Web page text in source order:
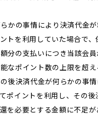
かの事情により決済代金
トを利用していた場合で
分の支払いにつき当該会
ポイント数の上限を超
後決済代金が何らかの事
ポイントを利用し、その
を必要とする金額に不足